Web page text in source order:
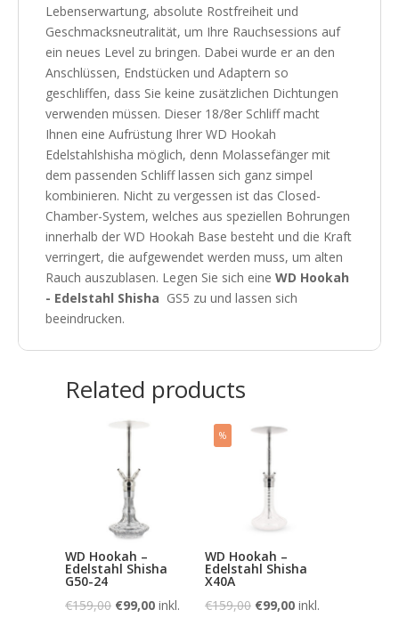
Lebenserwartung, absolute Rostfreiheit und
Geschmacksneutralität, um Ihre Rauchsessions auf
ein neues Level zu bringen. Dabei wurde er an den
Anschlüssen, Endstücken und Adaptern so
geschliffen, dass Sie keine zusätzlichen Dichtungen
verwenden müssen. Dieser 18/8er Schliff macht
Ihnen eine Aufrüstung Ihrer WD Hookah
Edelstahlshisha möglich, denn Molassefänger mit
dem passenden Schliff lassen sich ganz simpel
kombinieren. Nicht zu vergessen ist das Closed-
Chamber-System, welches aus speziellen Bohrungen
innerhalb der WD Hookah Base besteht und die Kraft
verringert, die aufgewendet werden muss, um alten
Rauch auszublasen. Legen Sie sich eine WD Hookah
- Edelstahl Shisha GS5 zu und lassen sich
beeindrucken.
Related products
WD Hookah –
Edelstahl Shisha
G50-24
€159,00 €99,00 inkl.
%
WD Hookah –
Edelstahl Shisha
X40A
€159,00 €99,00 inkl.